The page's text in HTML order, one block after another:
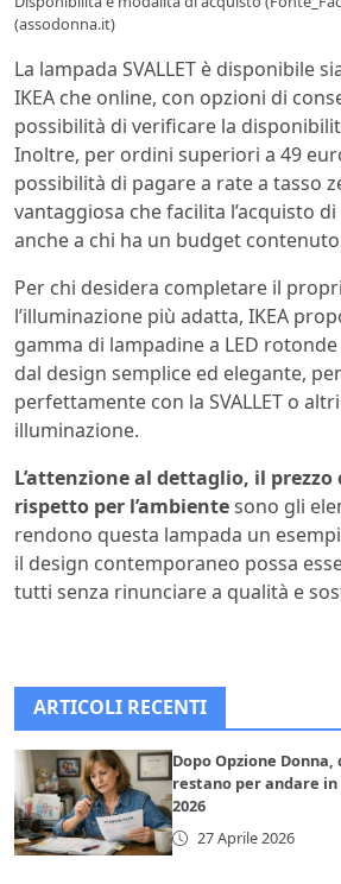
(assodonna.it)
La lampada SVALLET è disponibile
IKEA che online, con opzioni di
possibilità di verificare la
Inoltre, per ordini superiori a 49
possibilità di pagare a rate a tasso
vantaggiosa che facilita l’acquisto
anche a chi ha un budget
Per chi desidera completare il
l’illuminazione più adatta, IKEA
gamma di lampadine a LED
dal design semplice ed elegante,
perfettamente con la SVALLET o
illuminazione.
L’attenzione al dettaglio, il
rispetto per l’ambientesono gli
rendono questa lampada un
il design contemporaneo possa
tutti senza rinunciare a qualità e
ARTICOLI RECENTI
Dopo Opzione
restano per andare
2026
27 Aprile 2026